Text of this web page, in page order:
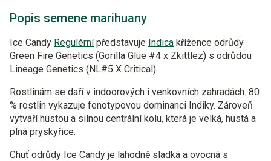
Popis semene marihuany
Ice Candy Regulérnípředstavuje Indica křížence odrůdy
Green Fire Genetics (Gorilla Glue #4 x Zkittlez) s odrůdou
Lineage Genetics (NL#5 X Critical).
Rostlinám se daří v indoorových i venkovních zahradách. 80
% rostlin vykazuje fenotypovou dominanci Indiky. Zároveň
vytváří hustou a silnou centrální kolu, která je velká, hustá a
plná pryskyřice.
Chuť odrůdy Ice Candy je lahodně sladká a ovocná s